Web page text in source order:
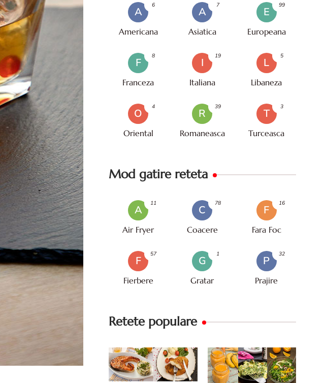
A
Americana
6
A
Asiatica
7
E
Europeana
99
F
Franceza
8
I
Italiana
19
L
Libaneza
5
O
Oriental
4
R
Romaneasca
39
T
Turceasca
3
Mod gatire reteta
A
Air Fryer
11
C
Coacere
78
F
Fara Foc
16
F
Fierbere
57
G
Gratar
1
P
Prajire
32
Retete populare